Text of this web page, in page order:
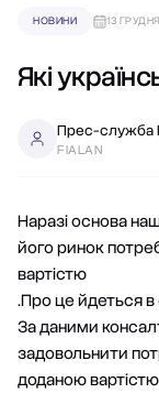
НОВИНИ 13
Які
Прес-служба
FIALAN
Наразі основа
його ринок
вартістю
.Про це йдеться в
За даними
задовольнити
доданою